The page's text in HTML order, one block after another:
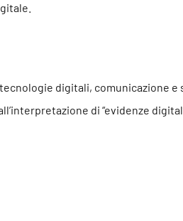
digitali, comunicazione e
di “evidenze